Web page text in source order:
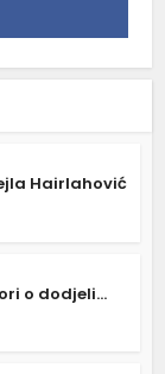
Hairlahović
o dodjeli...